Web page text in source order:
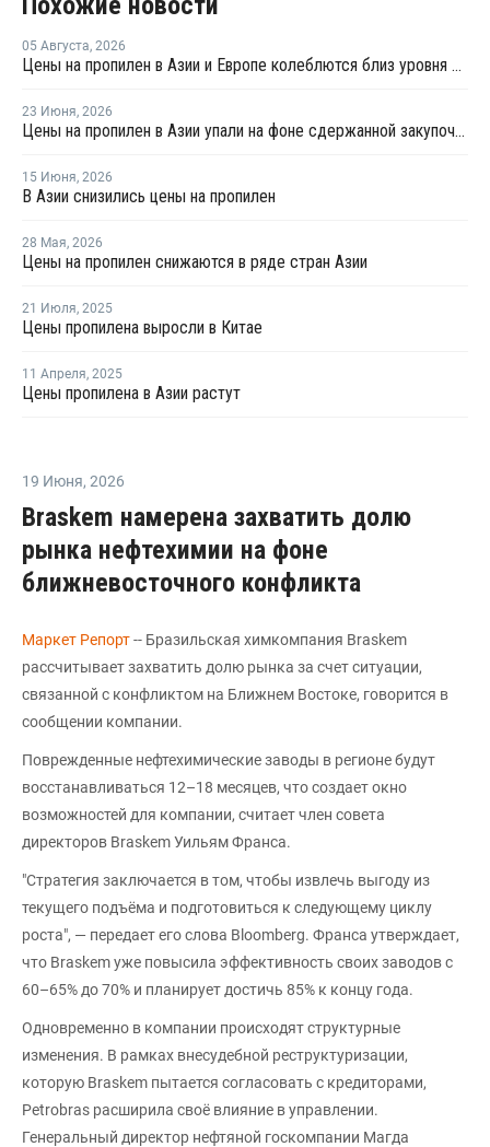
05 Августа, 2026
Цены на пропилен в Азии и Европе колеблются близ уровня в USD1000
23 Июня, 2026
Цены на пропилен в Азии упали на фоне сдержанной закупочной активности
15 Июня, 2026
В Азии снизились цены на пропилен
28 Мая, 2026
Цены на пропилен снижаются в ряде стран Азии
21 Июля, 2025
Цены пропилена выросли в Китае
11 Апреля, 2025
Цены пропилена в Азии растут
19 Июня, 2026
Braskem намерена захватить долю
рынка нефтехимии на фоне
ближневосточного конфликта
Маркет Репорт-- Бразильская химкомпания Braskem
рассчитывает захватить долю рынка за счет ситуации,
связанной с конфликтом на Ближнем Востоке, говорится в
сообщении компании.
Поврежденные нефтехимические заводы в регионе будут
восстанавливаться 12–18 месяцев, что создает окно
возможностей для компании, считает член совета
директоров Braskem Уильям Франса.
"Стратегия заключается в том, чтобы извлечь выгоду из
текущего подъёма и подготовиться к следующему циклу
роста", — передает его слова Bloomberg. Франса утверждает,
что Braskem уже повысила эффективность своих заводов с
60–65% до 70% и планирует достичь 85% к концу года.
Одновременно в компании происходят структурные
изменения. В рамках внесудебной реструктуризации,
которую Braskem пытается согласовать с кредиторами,
Petrobras расширила своё влияние в управлении.
Генеральный директор нефтяной госкомпании Магда